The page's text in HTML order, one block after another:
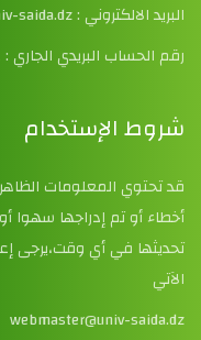
البريد الالكتروني : doyen.ecg@univ-saida.dz
رقم الحساب البريدي الجاري : 231574/31
شروط الإستخدام
قد تحتوي المعلومات
أخطاء أو تم إدراجها
تحديثها في أي وقت،يرجى
الآتي
webmaster@univ-saida.dz